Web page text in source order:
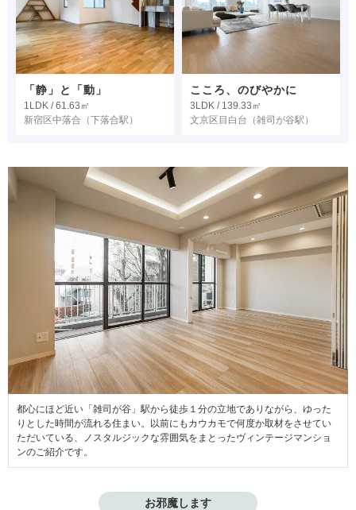
「静」と「動」
1LDK / 61.63㎡
新宿区中落合 （下落合駅）
こころ、のびやかに
3LDK / 139.33㎡
文京区目白台 （雑司が谷駅）
都心にほど近い「雑司が谷」駅から徒歩１分の立地でありながら、ゆった
りとした時間が流れる住まい。以前にもカウカモで何度か取材をさせてい
ただいている、ノスタルジックな雰囲気をまとったヴィンテージマンショ
ンのご紹介です。
お邪魔します